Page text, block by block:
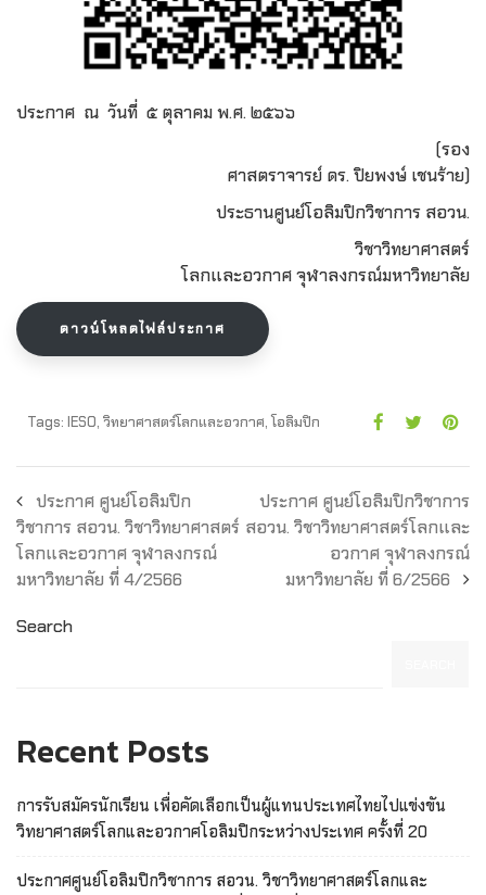
ประกาศ ณ วันที่ ๕ ตุลาคม พ.ศ. ๒๕๖๖
(รอง
ศาสตราจารย์ ดร. ปิยพงษ์ เชนร้าย)
ประธานศูนย์โอลิมปิกวิชาการ สอวน.
วิชาวิทยาศาสตร์
โลกและอวกาศ จุฬาลงกรณ์มหาวิทยาลัย
ดาวน์โหลดไฟล์ประกาศ
Tags: IESO, วิทยาศาสตร์โลกและอวกาศ,โอลิมปิก
ประกาศ ศูนย์โอลิมปิก
วิชาการ สอวน. วิชาวิทยาศาสตร์
โลกและอวกาศ จุฬาลงกรณ์
มหาวิทยาลัย ที่ 4/2566
ประกาศ ศูนย์โอลิมปิกวิชาการ
สอวน. วิชาวิทยาศาสตร์โลกและ
อวกาศ จุฬาลงกรณ์
มหาวิทยาลัย ที่ 6/2566
Search
Recent Posts
การรับสมัครนักเรียน เพื่อคัดเลือกเป็นผู้แทนประเทศไทยไปแข่งขัน
วิทยาศาสตร์โลกและอวกาศโอลิมปิกระหว่างประเทศ ครั้งที่ 20
ประกาศศูนย์โอลิมปิกวิชาการ สอวน. วิชาวิทยาศาสตร์โลกและ